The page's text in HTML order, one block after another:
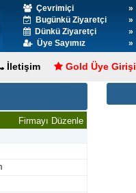
Çevrimiçi »
Bugünkü Ziyaretçi
»
Dünkü Ziyaretçi
»
Üye Sayımız
»
İletişim Gold Üye Girişi
Firmayı Düzenle